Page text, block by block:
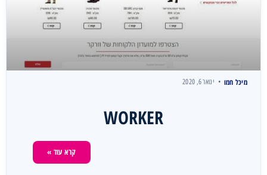
WORKER
קרא עוד »
מיכל חמו ינואר 6, 2020